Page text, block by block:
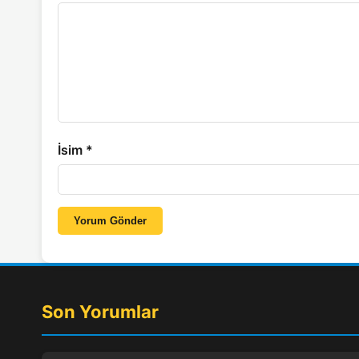
İsim *
Yorum Gönder
Son Yorumlar